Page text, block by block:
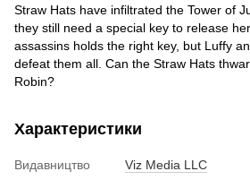
Straw Hats have infiltrated the Tower of
they still need a special key to release
assassins holds the right key, but Luffy
defeat them all. Can the Straw Hats
Robin?
Характеристики
Видавництво
Viz Media LLC